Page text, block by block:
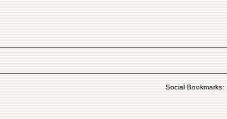
Social Bookmarks: